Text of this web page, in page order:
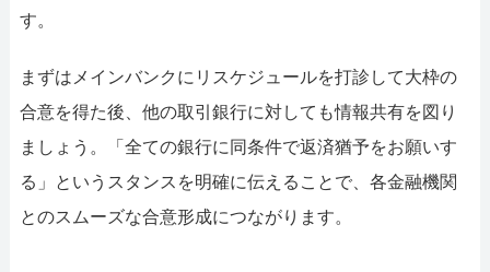
す。
まずはメインバンクにリスケジュールを打診して大枠の
合意を得た後、他の取引銀行に対しても情報共有を図り
ましょう。「全ての銀行に同条件で返済猶予をお願いす
る」というスタンスを明確に伝えることで、各金融機関
とのスムーズな合意形成につながります。